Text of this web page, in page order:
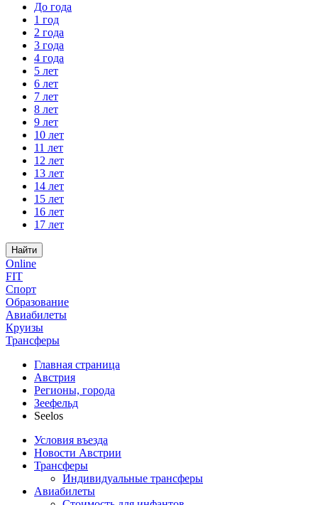
До года
1 год
2 года
3 года
4 года
5 лет
6 лет
7 лет
8 лет
9 лет
10 лет
11 лет
12 лет
13 лет
14 лет
15 лет
16 лет
17 лет
Найти
Online
FIT
Спорт
Образование
Авиабилеты
Круизы
Трансферы
Главная страница
Австрия
Регионы, города
Зеефельд
Seelos
Условия въезда
Новости Австрии
Трансферы
Индивидуальные трансферы
Авиабилеты